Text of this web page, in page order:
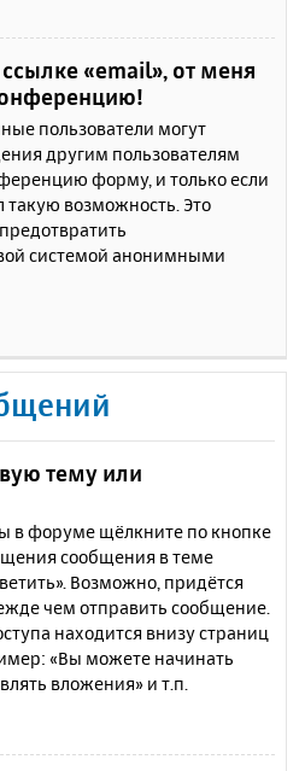
«email», от меня
пользователи могут
другим пользователям
форму, и только если
возможность. Это
системой анонимными
тему или
в форуме щёлкните по кнопке
сообщения в теме
Возможно, придётся
чем отправить сообщение.
находится внизу страниц
«Вы можете начинать
вложения» и т.п.